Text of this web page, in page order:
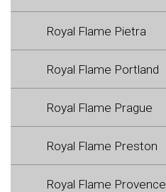
Royal Flame Pietra
Royal Flame Portland
Royal Flame Prague
Royal Flame Preston
Royal Flame Provence